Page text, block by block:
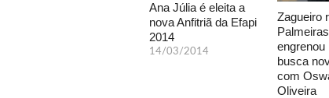
Ana Júlia é eleita a
nova Anfitriã da Efapi
2014
14/03/2014
Zagueiro
engrenou
busca
com
Oliveira